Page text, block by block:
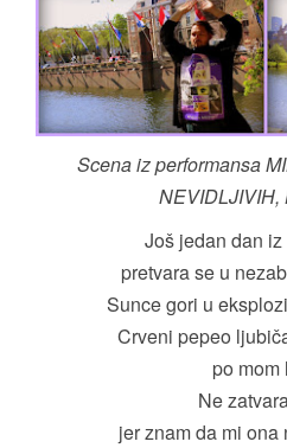
Scena iz performansa
NEVIDLJIVIH,
Još jedan dan
pretvara se u
Sunce gori u
Crveni pepeo
po mom
Ne
jer znam da mi ona